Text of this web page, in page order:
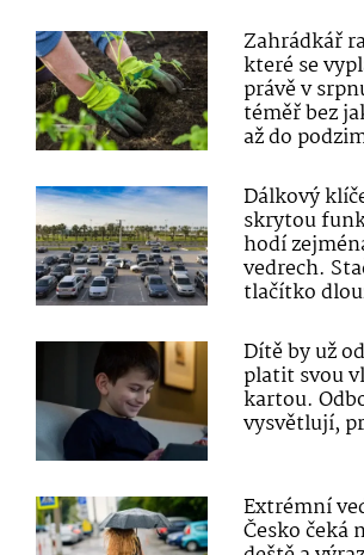
Zahrádkář
které se
právě v
téměř bez
až do
Dálkový
skrytou
hodí
vedrech.
tlačítko
Dítě by už
platit svou
kartou.
vysvětlují,
Extrémní
Česko čeká